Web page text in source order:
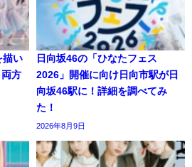
描い
方
日向坂46の「ひなたフェス
2026」開催に向け日向市駅が日
向坂46駅に！詳細を調べてみ
た！
2026年8月9日